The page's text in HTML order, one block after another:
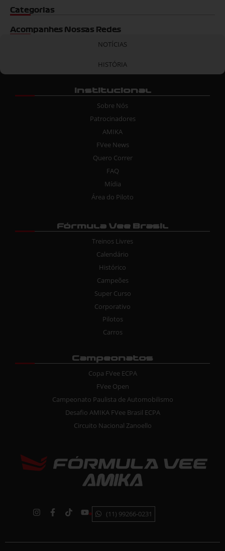
Categorias
NOTÍCIAS
HISTÓRIA
Acompanhes Nossas Redes
Institucional
Sobre Nós
Patrocinadores
AMIKA
FVee News
Quero Correr
FAQ
Mídia
Área do Piloto
Fórmula Vee Brasil
Treinos Livres
Calendário
Histórico
Campeões
Super Curso
Corporativo
Pilotos
Carros
Campeonatos
Copa FVee ECPA
FVee Open
Campeonato Paulista de Automobilismo
Desafio AMIKA FVee Brasil ECPA
Circuito Nacional Zanoello
(11) 99266-0231